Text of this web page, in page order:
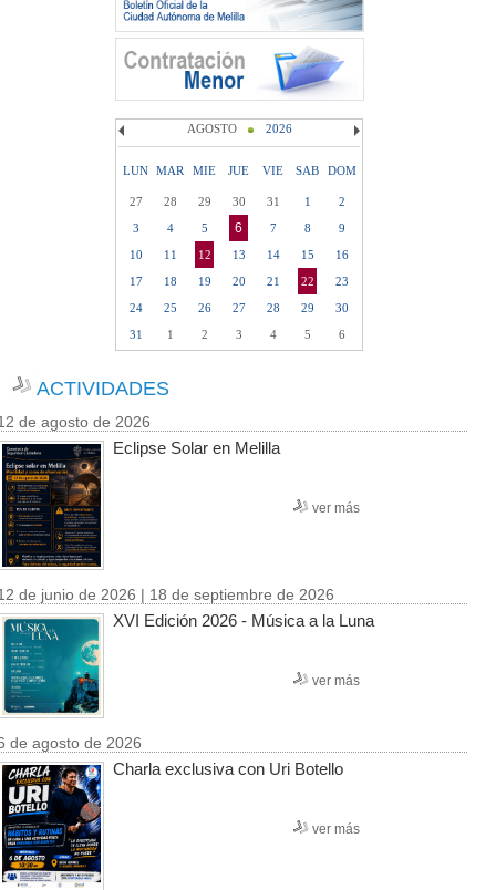
AGOSTO 2026
LUN MAR MIE JUE VIE SAB DOM
27 28 29 30 31 1
2
3
4 5 6 7 8
9
10
11 12 13 14 15
16
17
18 19 20 21 22
23
24
25 26 27 28 29
30
31
1 2 3 4 5 6
ACTIVIDADES
de agosto de 2026
Eclipse Solar en Melilla
ver más
de junio de 2026 | 18 de septiembre de 2026
XVI Edición 2026 - Música a la Luna
ver más
de agosto de 2026
Charla exclusiva con Uri Botello
ver más